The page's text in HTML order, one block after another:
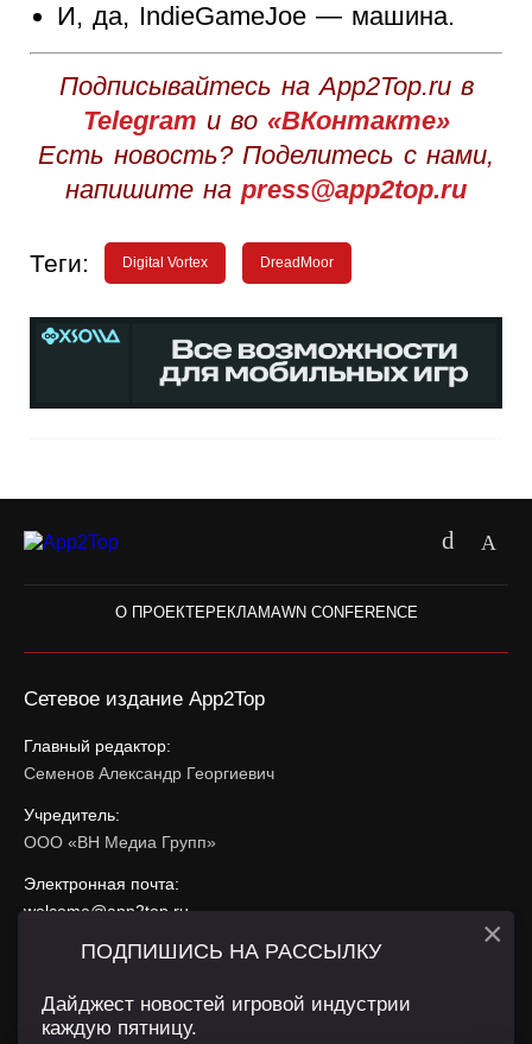
И, да, IndieGameJoe — машина.
Подписывайтесь на App2Top.ru в
Telegram и во «ВКонтакте»
Есть новость? Поделитесь с нами,
напишите на press@app2top.ru
Теги: Digital Vortex DreadMoor
О ПРОЕКТЕРЕКЛАМАWN CONFERENCE
Сетевое издание App2Top
Главный редактор:
Семенов Александр Георгиевич
Учредитель:
ООО «ВН Медиа Групп»
Электронная почта:
welcome@app2top.ru
При использовании материалов активная ссылка на
Сайт использует IP адреса, cookie, данные геолокации
ПОДПИШИСЬ НА РАССЫЛКУ
Дайджест новостей игровой индустрии
каждую пятницу.
×